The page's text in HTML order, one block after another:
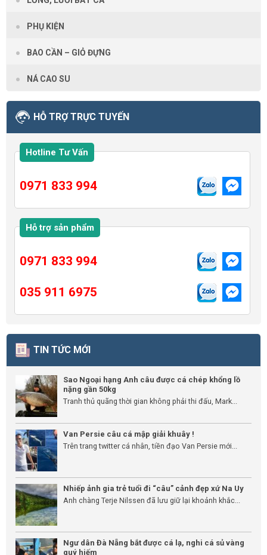
PHỤ KIỆN
BAO CẦN – GIỎ ĐỰNG
NÁ CAO SU
HỖ TRỢ TRỰC TUYẾN
Hotline Tư Vấn
0971 833 994
Hỗ trợ sản phẩm
0971 833 994
035 911 6975
TIN TỨC MỚI
Sao Ngoại hạng Anh câu được cá chép khổng lồ
nặng gần 50kg
Tranh thủ quãng thời gian không phải thi đấu, Mark...
Van Persie câu cá mập giải khuây !
Trên trang twitter cá nhân, tiền đạo Van Persie mới...
Nhiếp ảnh gia trẻ tuổi đi “câu” cảnh đẹp xứ Na Uy
Anh chàng Terje Nilssen đã lưu giữ lại khoảnh khắc...
Ngư dân Đà Nẵng bắt được cá lạ, nghi cá sủ vàng
quý hiếm